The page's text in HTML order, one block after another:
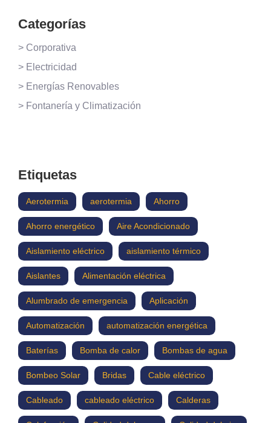
Categorías
> Corporativa
> Electricidad
> Energías Renovables
> Fontanería y Climatización
Etiquetas
Aerotermia aerotermia Ahorro
Ahorro energético Aire Acondicionado
Aislamiento eléctrico aislamiento térmico
Aislantes Alimentación eléctrica
Alumbrado de emergencia Aplicación
Automatización automatización energética
Baterías Bomba de calor Bombas de agua
Bombeo Solar Bridas Cable eléctrico
Cableado cableado eléctrico Calderas